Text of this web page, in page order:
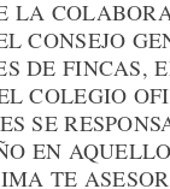
LA
CONSEJO
DE FINCAS,
COLEGIO
SE
EN
TE